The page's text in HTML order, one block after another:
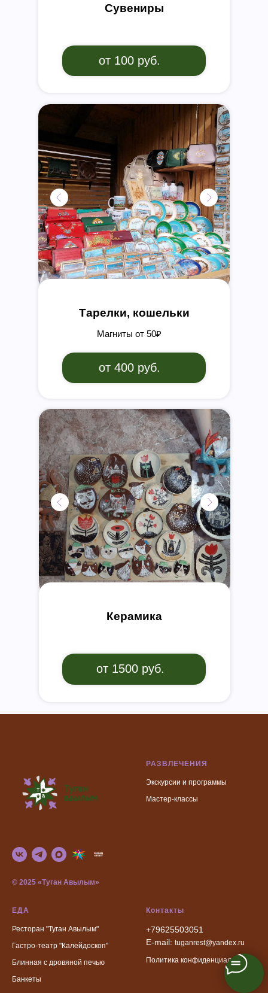
Сувениры
Керамика
от 1500 руб.
от 100 руб.
Тарелки, кошельки
от 400 руб.
Магниты от 50₽
© 2025 «Туган Авылым»
РАЗВЛЕЧЕНИЯ
Экскурсии и программы
Мастер-классы
ЕДА
Ресторан "Туган Авылым"
Гастро-театр "Калейдоскоп"
Блинная с дровяной печью
Банкеты
Контакты
+79625503051
E-mail: tuganrest@yandex.ru
Политика конфиденциальности